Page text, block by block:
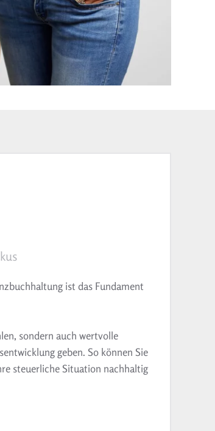
ist das Fundament
sondern auch wertvolle
geben. So können Sie
steuerliche Situation nachhaltig